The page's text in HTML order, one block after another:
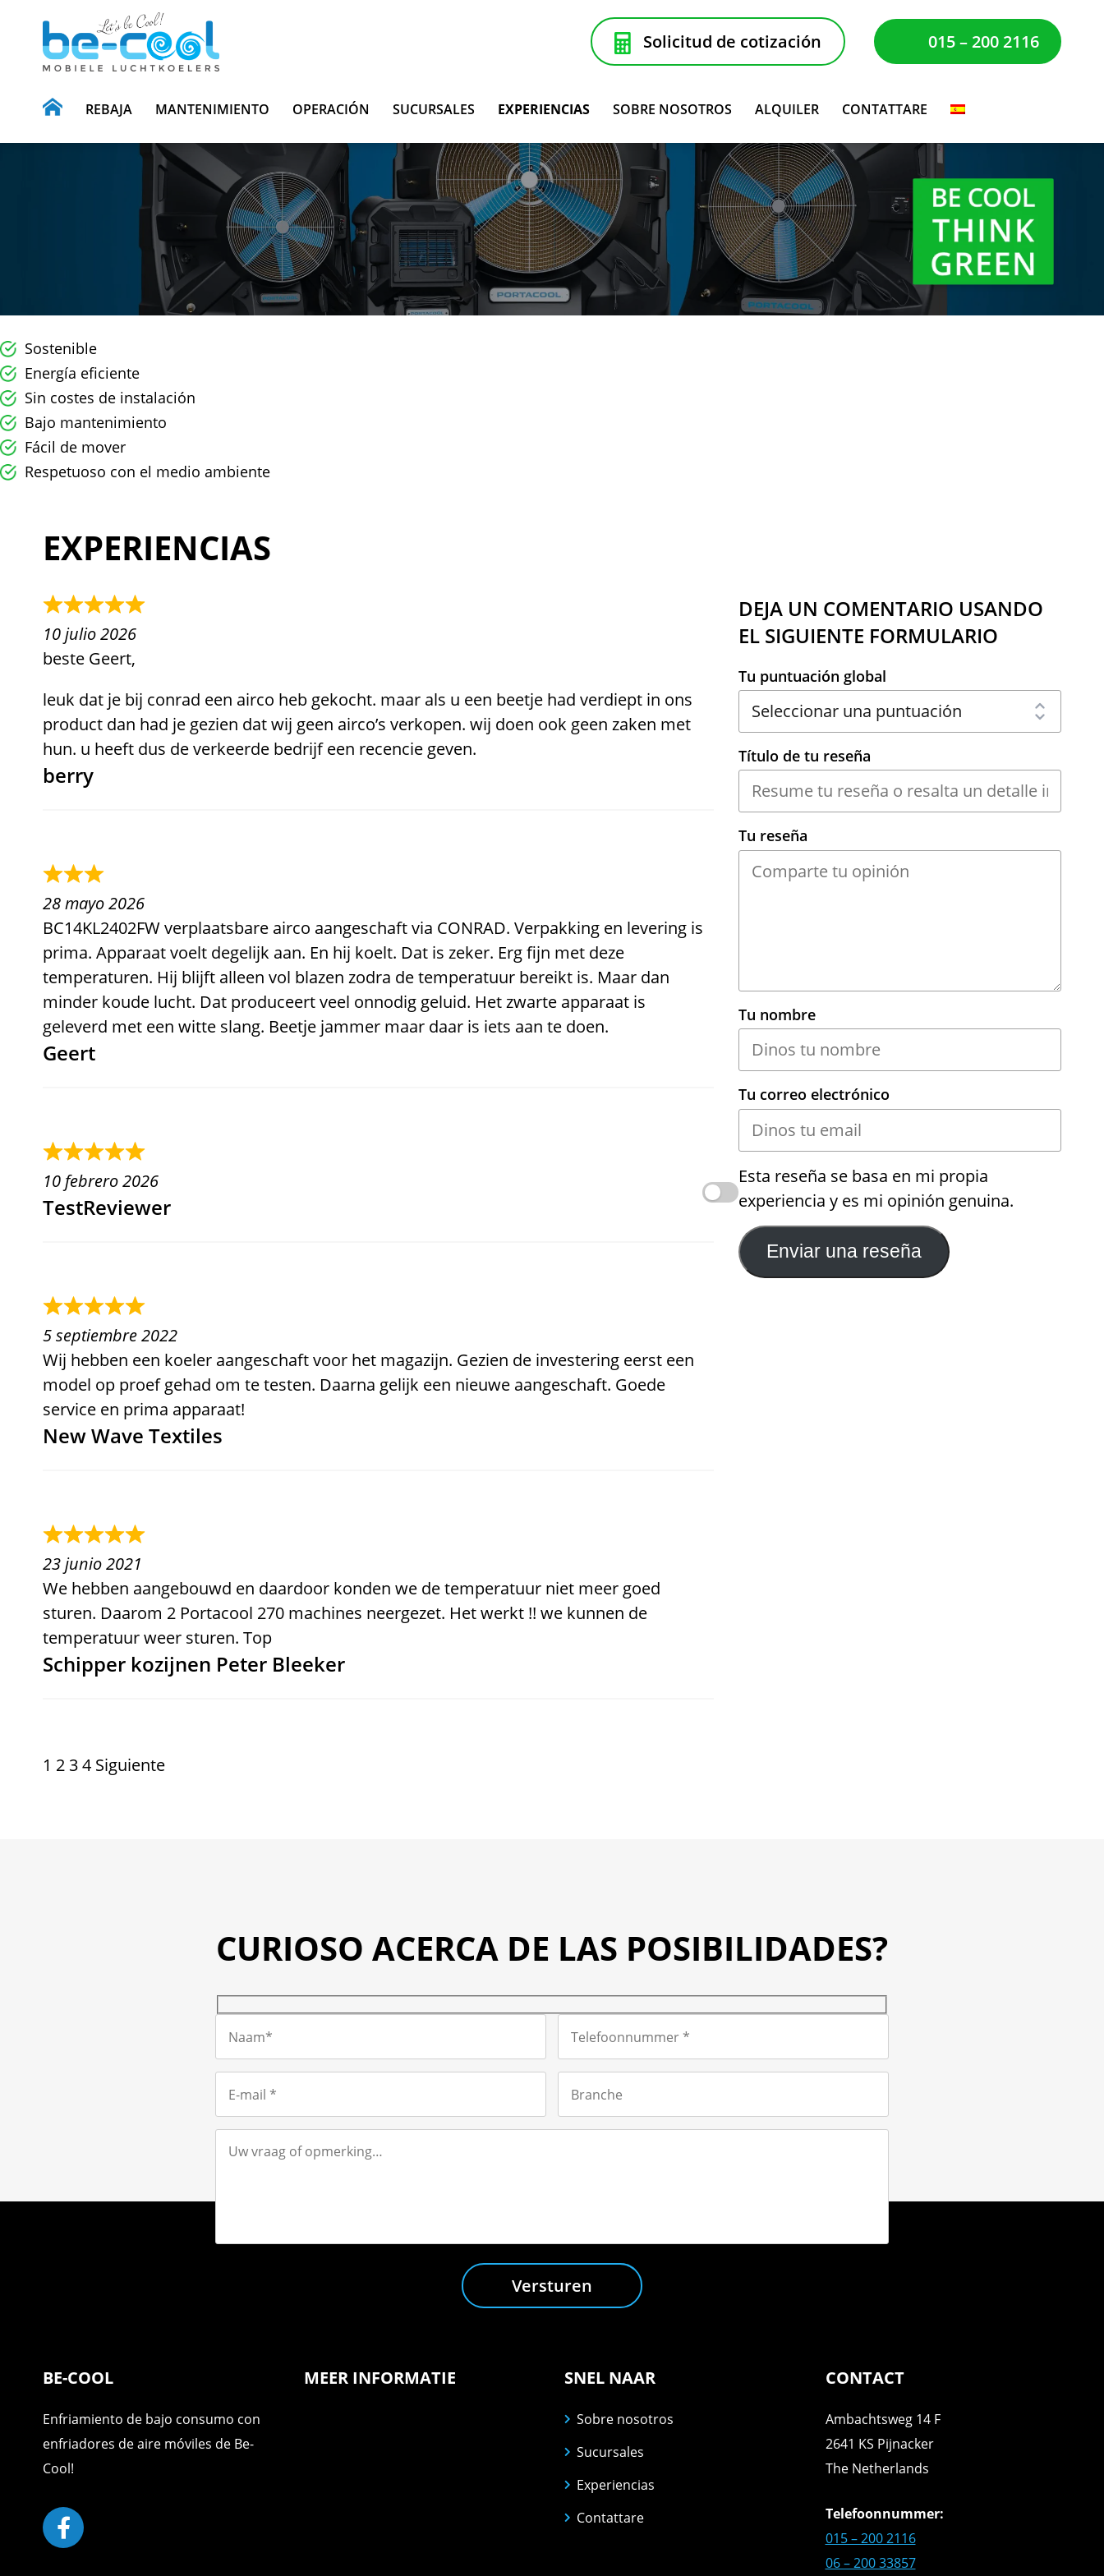
Solicitud de cotización 015 – 200 2116
REBAJA MANTENIMIENTO OPERACIÓN SUCURSALES EXPERIENCIAS SOBRE NOSOTROS ALQUILER CONTATTARE
Sostenible
Energía eficiente
Sin costes de instalación
Bajo mantenimiento
Fácil de mover
Respetuoso con el medio ambiente
EXPERIENCIAS
10 julio 2026
beste Geert,
leuk dat je bij conrad een airco heb gekocht. maar als u een beetje had verdiept in ons
product dan had je gezien dat wij geen airco’s verkopen. wij doen ook geen zaken met
hun. u heeft dus de verkeerde bedrijf een recencie geven.
berry
28 mayo 2026
BC14KL2402FW verplaatsbare airco aangeschaft via CONRAD. Verpakking en levering is
prima. Apparaat voelt degelijk aan. En hij koelt. Dat is zeker. Erg fijn met deze
temperaturen. Hij blijft alleen vol blazen zodra de temperatuur bereikt is. Maar dan
minder koude lucht. Dat produceert veel onnodig geluid. Het zwarte apparaat is
geleverd met een witte slang. Beetje jammer maar daar is iets aan te doen.
Geert
10 febrero 2026
TestReviewer
5 septiembre 2022
Wij hebben een koeler aangeschaft voor het magazijn. Gezien de investering eerst een
model op proef gehad om te testen. Daarna gelijk een nieuwe aangeschaft. Goede
service en prima apparaat!
New Wave Textiles
23 junio 2021
We hebben aangebouwd en daardoor konden we de temperatuur niet meer goed
sturen. Daarom 2 Portacool 270 machines neergezet. Het werkt !! we kunnen de
temperatuur weer sturen. Top
Schipper kozijnen Peter Bleeker
NAVEGACIÓN
Página
1 Página
2 Página
3Página
4 Siguiente
DEJA UN COMENTARIO USANDO
EL SIGUIENTE FORMULARIO
Tu puntuación global
Título de tu reseña
Tu reseña
Tu nombre
Tu correo electrónico
Esta reseña se basa en mi propia
experiencia y es mi opinión genuina.
Enviar una reseña
CURIOSO ACERCA DE LAS POSIBILIDADES?
Versturen
BE-COOL
Enfriamiento de bajo consumo con
enfriadores de aire móviles de Be-
Cool!
MEER INFORMATIE SNEL NAAR
Sobre nosotros
Sucursales
Experiencias
Contattare
CONTACT
Ambachtsweg 14 F
2641 KS Pijnacker
The Netherlands
Telefoonnummer:
015 – 200 2116
06 – 200 33857